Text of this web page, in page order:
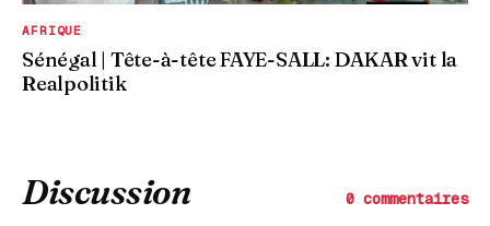
AFRIQUE
Sénégal | Tête-à-tête FAYE-SALL: DAKAR vit la
Realpolitik
Discussion 0 commentaires